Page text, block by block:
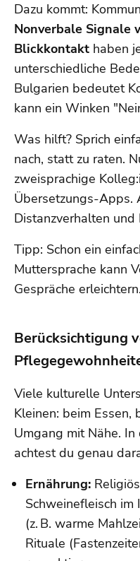
Dazu kommt:
Nonverbale Signale
Blickkontakt haben
unterschiedliche
Bulgarien bedeutet
kann ein Winken
Was hilft? Sprich
nach, statt zu raten.
zweisprachige
Übersetzungs-Apps.
Distanzverhalten und
Tipp: Schon ein
Muttersprache kann
Gespräche erleichtern.
Berücksichtigung
Viele kulturelle
Kleinen: beim
Umgang mit Nähe.
achtest du genau
Ernährung:
Schweinefleisch im
(z. B. warme
Rituale